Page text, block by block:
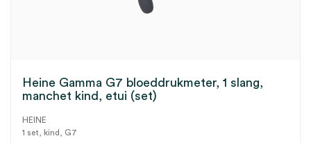
Heine Gamma G7 bloeddrukmeter, 1 slang,
manchet kind, etui (set)
HEINE
1 set, kind, G7